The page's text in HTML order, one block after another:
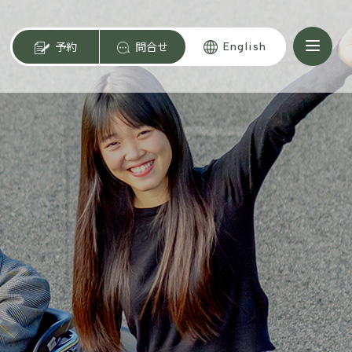
予約 問合せ English